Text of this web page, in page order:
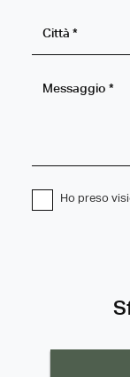
Ho preso